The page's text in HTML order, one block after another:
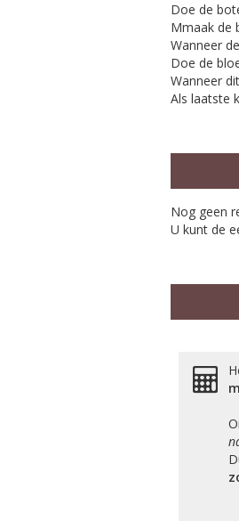
Doe de
Mmaak de
Wanneer
Doe de
Wanneer
Als laatste
Nog geen
U kunt de